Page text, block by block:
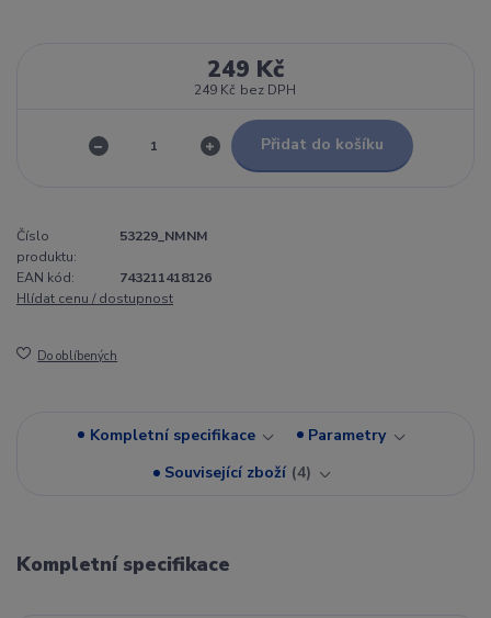
249 Kč
249 Kč bez DPH
Přidat do košíku
Číslo
produktu:
53229_NMNM
EAN kód:
743211418126
Hlídat cenu / dostupnost
Do oblíbených
Kompletní specifikace
Parametry
Související zboží 4
Kompletní specifikace